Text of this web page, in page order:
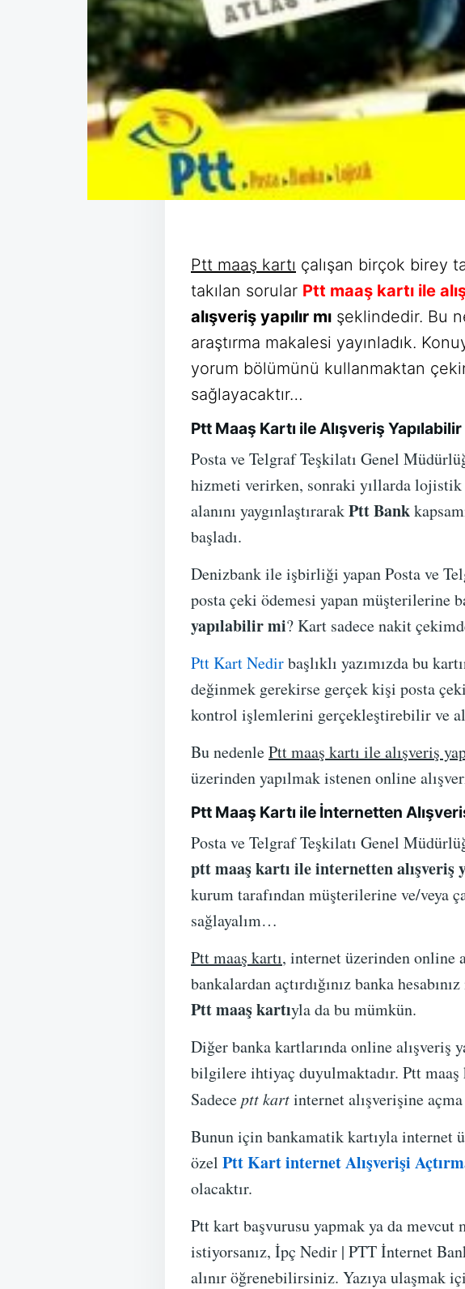
Ptt maaş kartı çalışan birçok birey
takılan sorular Ptt maaş kartı ile
alışveriş yapılır mı şeklindedir. Bu
araştırma makalesi yayınladık.
yorum bölümünü kullanmaktan
sağlayacaktır…
Ptt Maaş Kartı ile Alışveriş
Posta ve Telgraf Teşkilatı Genel
hizmeti verirken, sonraki yıllarda lojistik
alanını yaygınlaştırarakPtt Bank
başladı.
Denizbank ile işbirliği yapan Posta ve
posta çeki ödemesi yapan müşterilerine
yapılabilir mi? Kart sadece nakit
Ptt Kart Nedirbaşlıklı yazımızda bu
değinmek gerekirse gerçek kişi posta
kontrol işlemlerini gerçekleştirebilir ve
Bu nedenlePtt maaş kartı ile alışveriş
üzerinden yapılmak istenen online
Ptt Maaş Kartı ile İnternetten Alışveriş
Posta ve Telgraf Teşkilatı Genel
ptt maaş kartı ile internetten alışveriş
kurum tarafından müşterilerine ve/veya
sağlayalım…
Ptt maaş kartı, internet üzerinden online
bankalardan açtırdığınız banka
Ptt maaş kartıyla da bu mümkün.
Diğer banka kartlarında online alışveriş
bilgilere ihtiyaç duyulmaktadır. Ptt
Sadeceptt kartinternet alışverişine
Bunun için bankamatik kartıyla internet
özel Ptt Kart internet Alışverişi
olacaktır.
Ptt kart başvurusu yapmak ya da mevcut
istiyorsanız, İpç Nedir | PTT İnternet
alınır öğrenebilirsiniz. Yazıya ulaşmak